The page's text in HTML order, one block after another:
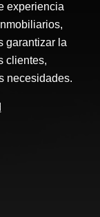
experiencia
garantizar la
clientes,
necesidades.